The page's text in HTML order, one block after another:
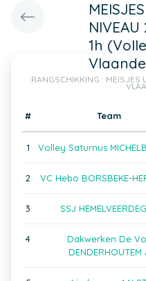
NIVEAU
1h
RANGSCHIKKING : MEISJES
# Team
1 Volley Saturnus
2 VC Hebo BORSBEKE-
3 SSJ
4
Dakwerken De
DENDERHOUTEM